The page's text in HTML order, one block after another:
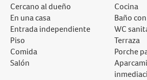
Cercano al dueño
En una casa
Entrada independiente
Piso
Comida
Salón
Cocina
Baño
WC
Terraza
Porche